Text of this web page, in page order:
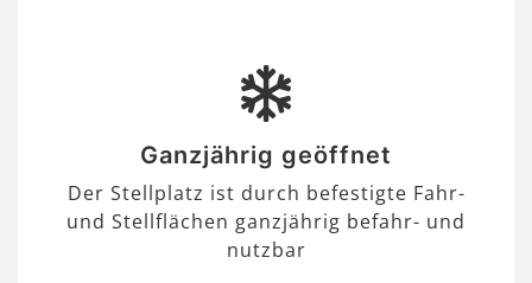
Ganzjährig geöffnet
Der Stellplatz ist durch befestigte Fahr-
und Stellflächen ganzjährig befahr- und
nutzbar